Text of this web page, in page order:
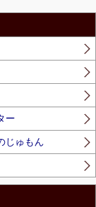
ー
じゅもん